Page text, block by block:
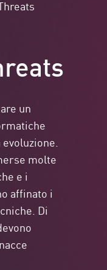
un
molte
e i
affinato i
Di